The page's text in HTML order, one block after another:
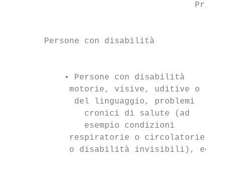
       Persone con disabilità
• Persone con disabilità
motorie, visive, uditive o
del linguaggio, problemi
cronici di salute (ad
esempio condizioni
respiratorie o circolatorie
o disabilità invisibili),